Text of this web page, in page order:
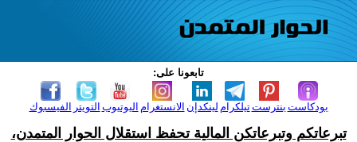
تابعونا على:
الفيسبوك التويتر اليوتيوب الانستغرام لينكدإن تيلكرامبنترست بودكاست
تبرعاتكم وتبرعاتكن المالية تحفظ استقلال الحوار المتمدن،